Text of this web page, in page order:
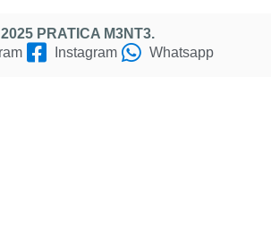
PRATICA M3NT3.
Instagram Whatsapp